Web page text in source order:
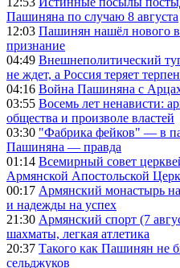
Пашиняна по случаю 8 августа
12:03 Пашинян нашёл нового
признание
04:49 Внешнеполитический
не ждет, а Россия теряет
04:16 Война Пашиняна с
03:55 Восемь лет ненависти:
общества и произволе властей
03:30 "Фабрика фейков" — в
Пашиняна — правда
01:14 Всемирный совет
Армянской Апостольской
00:17 Армянский монастырь
и надежды на успех
21:30 Армянский спорт (7
шахматы, легкая атлетика
20:37 Такого как Пашинян не
сельджуков